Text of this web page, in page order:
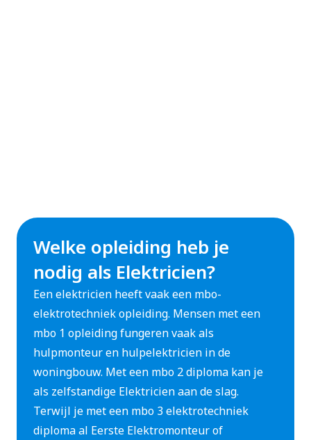
Welke opleiding heb je
nodig als Elektricien?
Een elektricien heeft vaak een mbo-
elektrotechniek opleiding. Mensen met een
mbo 1 opleiding fungeren vaak als
hulpmonteur en hulpelektricien in de
woningbouw. Met een mbo 2 diploma kan je
als zelfstandige Elektricien aan de slag.
Terwijl je met een mbo 3 elektrotechniek
diploma al Eerste Elektromonteur of